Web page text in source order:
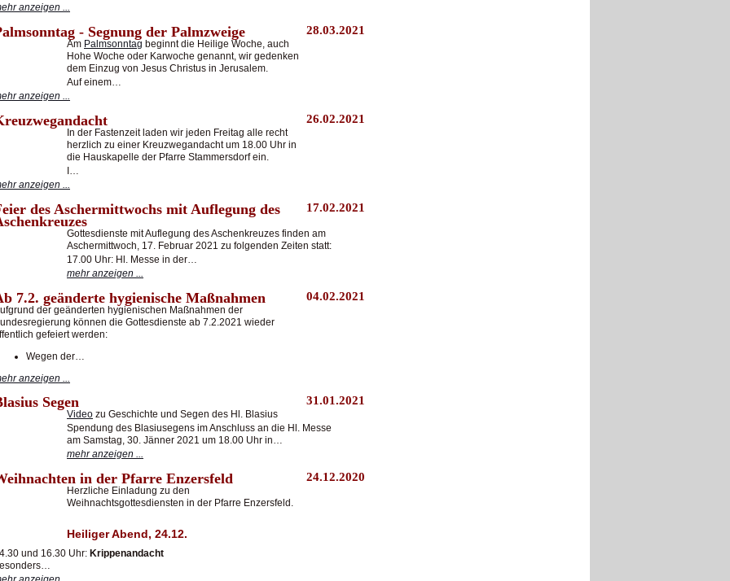
anzeigen ...
28.03.2021
- Segnung der Palmzweige
Am Palmsonntag beginnt die Heilige Woche, auch
Hohe Woche oder Karwoche genannt, wir gedenken
dem Einzug von Jesus Christus in Jerusalem.
Auf einem…
anzeigen ...
26.02.2021
In der Fastenzeit laden wir jeden Freitag alle recht
herzlich zu einer Kreuzwegandacht um 18.00 Uhr in
die Hauskapelle der Pfarre Stammersdorf ein.
I…
anzeigen ...
17.02.2021
des Aschermittwochs mit Auflegung des
Gottesdienste mit Auflegung des Aschenkreuzes finden am
Aschermittwoch, 17. Februar 2021 zu folgenden Zeiten statt:
17.00 Uhr: Hl. Messe in der…
mehr anzeigen ...
04.02.2021
7.2. geänderte hygienische Maßnahmen
der geänderten hygienischen Maßnahmen der
können die Gottesdienste ab 7.2.2021 wieder
gefeiert werden:
Wegen der…
anzeigen ...
31.01.2021
Segen
Video zu Geschichte und Segen des Hl. Blasius
Spendung des Blasiusegens im Anschluss an die Hl. Messe
am Samstag, 30. Jänner 2021 um 18.00 Uhr in…
mehr anzeigen ...
24.12.2020
in der Pfarre Enzersfeld
Herzliche Einladung zu den
Weihnachtsgottesdiensten in der Pfarre Enzersfeld.
Heiliger Abend, 24.12.
und 16.30 Uhr: Krippenandacht